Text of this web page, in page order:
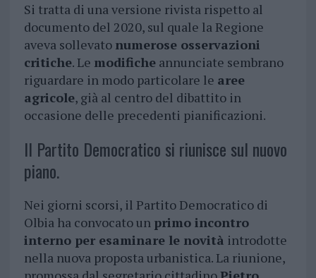
Si tratta di una versione rivista rispetto al
documento del 2020, sul quale la Regione
aveva sollevato numerose osservazioni
critiche. Le modificheannunciate sembrano
riguardare in modo particolare le aree
agricole, già al centro del dibattito in
occasione delle precedenti pianificazioni.
Il Partito Democratico si riunisce sul nuovo
piano.
Nei giorni scorsi, il Partito Democratico di
Olbia ha convocato un primo incontro
interno per esaminare le novità introdotte
nella nuova proposta urbanistica. La riunione,